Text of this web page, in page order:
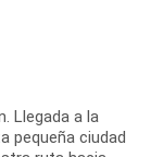
Llegada a la
pequeña ciudad